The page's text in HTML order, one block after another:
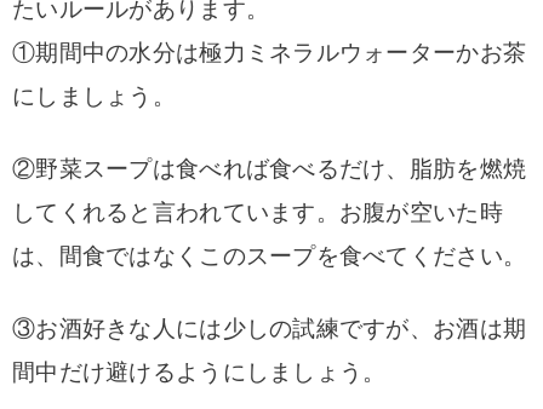
たいルールがあります。
①期間中の水分は極力ミネラルウォーターかお茶
にしましょう。
②野菜スープは食べれば食べるだけ、脂肪を燃焼
してくれると言われています。 お腹が空いた時
は、間食ではなくこのスープを食べてください。
③お酒好きな人には少しの試練ですが、 お酒は期
間中だけ避けるようにしましょう。